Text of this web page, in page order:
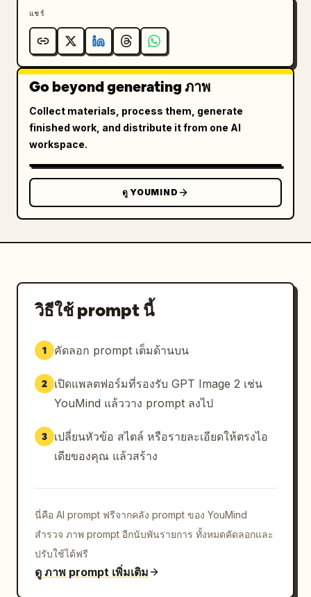
แชร์
Go beyond generating ภาพ
Collect materials, process them, generate
finished work, and distribute it from one AI
workspace.
ดู YOUMIND
วิธีใช้ prompt นี้
1 คัดลอก prompt เต็มด้านบน
2
เปิดแพลตฟอร์มที่รองรับ GPT Image 2 เช่น
YouMind แล้ววาง prompt ลงไป
3
เปลี่ยนหัวข้อ สไตล์ หรือรายละเอียดให้ตรงไอ
เดียของคุณ แล้วสร้าง
นี่คือ AI prompt ฟรีจากคลัง prompt ของ YouMind
สำรวจ ภาพ prompt อีกนับพันรายการ ทั้งหมดคัดลอกและ
ปรับใช้ได้ฟรี
ดู ภาพ prompt เพิ่มเติม